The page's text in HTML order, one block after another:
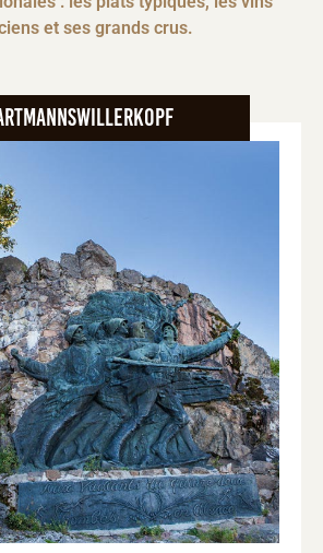
et ses grands crus.